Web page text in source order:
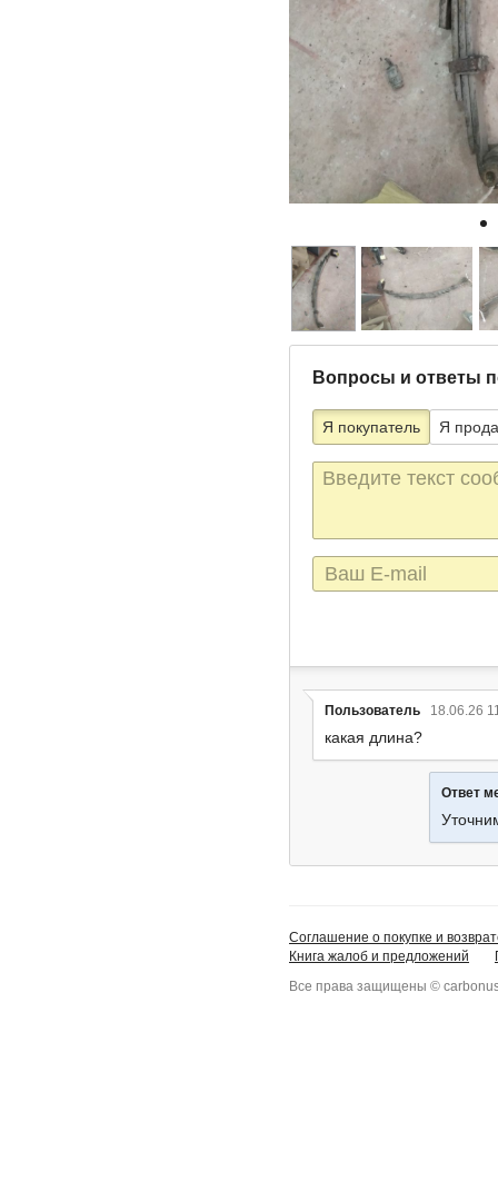
Вопросы и ответы
Я покупатель Я
Текст
сообщения
E-
mail
Пользователь 18.06.26
какая длина?
Ответ
Соглашение о покупке и
Книга жалоб и предложений
Все права защищены ©